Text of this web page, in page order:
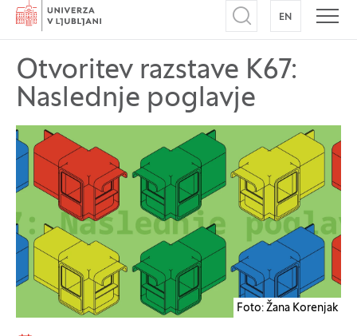
Domov
Odpri iskalnik
EN NA
Otvoritev razstave K67:
Naslednje poglavje
Foto: Žana Korenjak